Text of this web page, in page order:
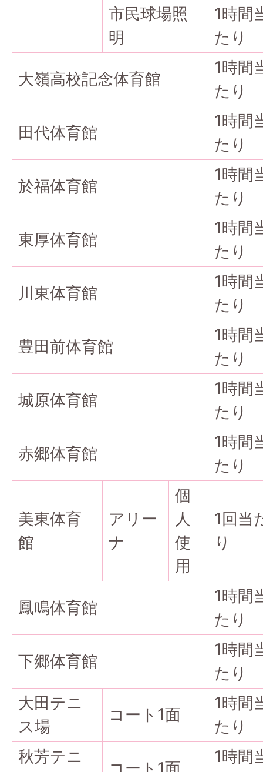
市民球場照
明
1時間
たり
大嶺高校記念体育館
1時間
たり
田代体育館
1時間
たり
於福体育館
1時間
たり
東厚体育館
1時間
たり
川東体育館
1時間
たり
豊田前体育館
1時間
たり
城原体育館
1時間
たり
赤郷体育館
1時間
たり
美東体育
館
アリー
ナ
個
人
使
用
1回当
り
鳳鳴体育館
1時間
たり
下郷体育館
1時間
たり
大田テニ
ス場
コート1面
1時間
たり
秋芳テニ
1時間